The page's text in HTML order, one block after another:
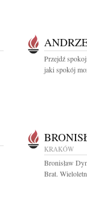
Przejdź
jaki spokój
KRAKÓW
Bronisław
Brat.